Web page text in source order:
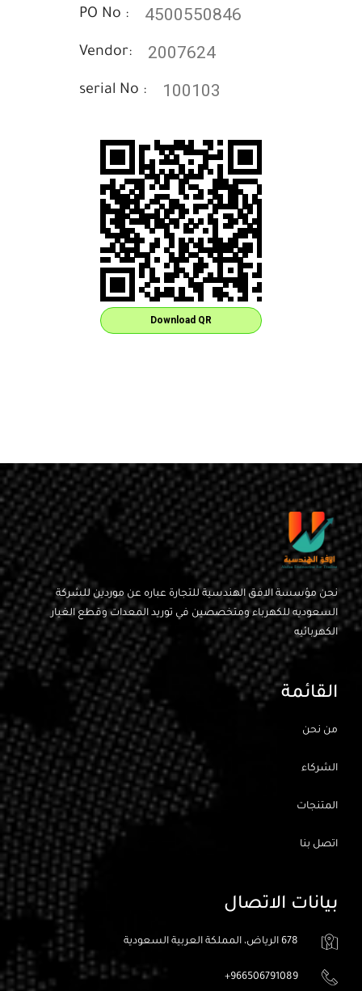
Download QR
PO No : 4500550846
Vendor: 2007624
serial No : 100103
نحن مؤسسة الافق الهندسية للتجارة عباره عن موردين للشركة
السعوديه للكهرباء ومتخصصين في توريد المعدات وقطع الغيار
الكهربائيه
القائمة
من نحن
الشركاء
المتنجات
اتصل بنا
بيانات الاتصال
678 الرياض، المملكة العربية السعودية
966506791089+